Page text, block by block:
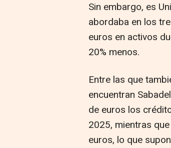
Sin embargo, es
abordaba en los
euros en activos
20% menos.
Entre las que
encuentran
de euros los
2025, mientras
euros, lo que